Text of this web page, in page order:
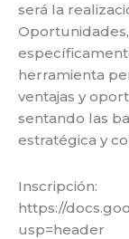
será la
herramienta
ventajas y
sentando las
estratégica y
Inscripción:
https://
usp=header